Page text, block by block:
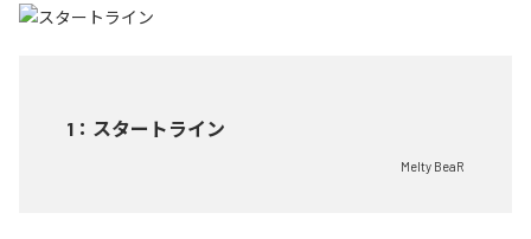
1 ： スタートライン
Melty BeaR